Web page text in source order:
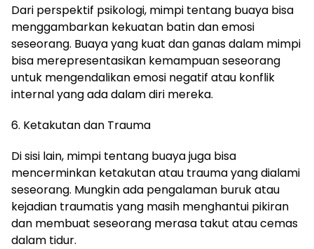
Dari perspektif psikologi, mimpi tentang buaya bisa
menggambarkan kekuatan batin dan emosi
seseorang. Buaya yang kuat dan ganas dalam mimpi
bisa merepresentasikan kemampuan seseorang
untuk mengendalikan emosi negatif atau konflik
internal yang ada dalam diri mereka.
6. Ketakutan dan Trauma
Di sisi lain, mimpi tentang buaya juga bisa
mencerminkan ketakutan atau trauma yang dialami
seseorang. Mungkin ada pengalaman buruk atau
kejadian traumatis yang masih menghantui pikiran
dan membuat seseorang merasa takut atau cemas
dalam tidur.